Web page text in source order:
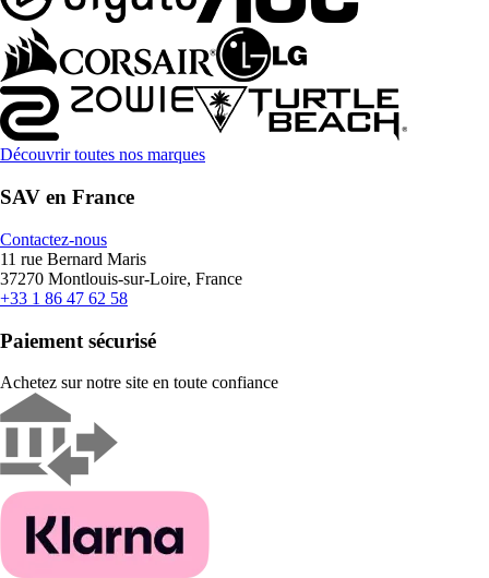
Découvrir toutes nos marques
SAV en France
Contactez-nous
11 rue Bernard Maris
37270 Montlouis-sur-Loire, France
+33 1 86 47 62 58
Paiement sécurisé
Achetez sur notre site en toute confiance